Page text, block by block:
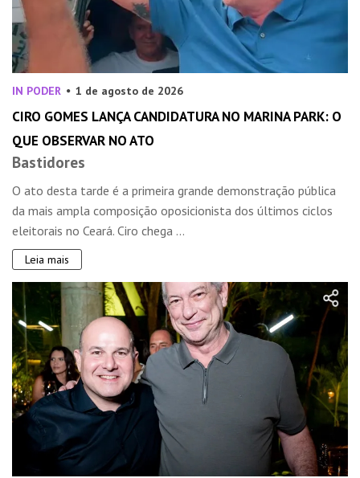
IN PODER 1 de agosto de 2026
CIRO GOMES LANÇA CANDIDATURA NO MARINA PARK: O
QUE OBSERVAR NO ATO
Bastidores
O ato desta tarde é a primeira grande demonstração pública
da mais ampla composição oposicionista dos últimos ciclos
eleitorais no Ceará. Ciro chega ...
Leia mais